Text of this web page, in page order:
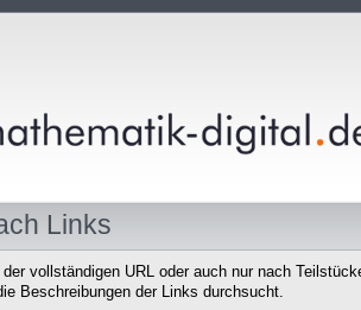
Links
vollständigen URL oder auch nur nach
Beschreibungen der Links durchsucht.